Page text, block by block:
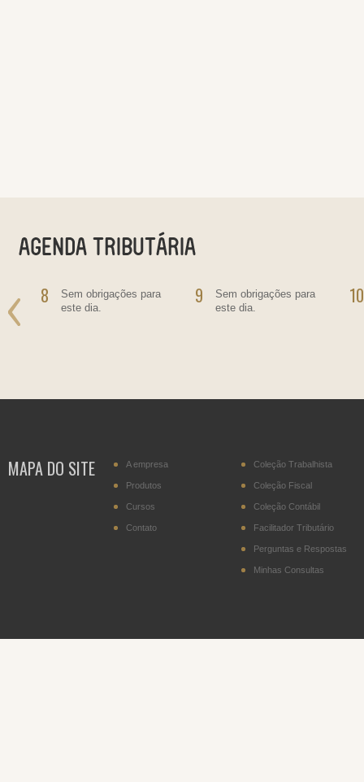
8
Sem obrigações para
este dia.
9
Sem obrigações para
este dia.
10
MAPA DO SITE A empresa
Produtos
Cursos
Contato
Coleção Trabalhista
Coleção Fiscal
Coleção Contábil
Facilitador Tributário
Perguntas e Respostas
Minhas Consultas